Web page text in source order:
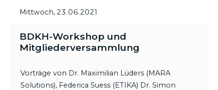
Mittwoch, 23.06.2021
BDKH-Workshop und
Mitgliederversammlung
Vorträge von Dr. Maximilian Lüders (MARA
Solutions), Federica Suess (ETIKA) Dr. Simon